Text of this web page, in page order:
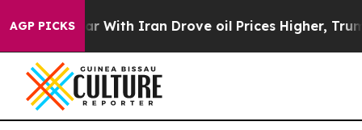
AGP PICKS
war With Iran Drove oil Prices Higher, Trump